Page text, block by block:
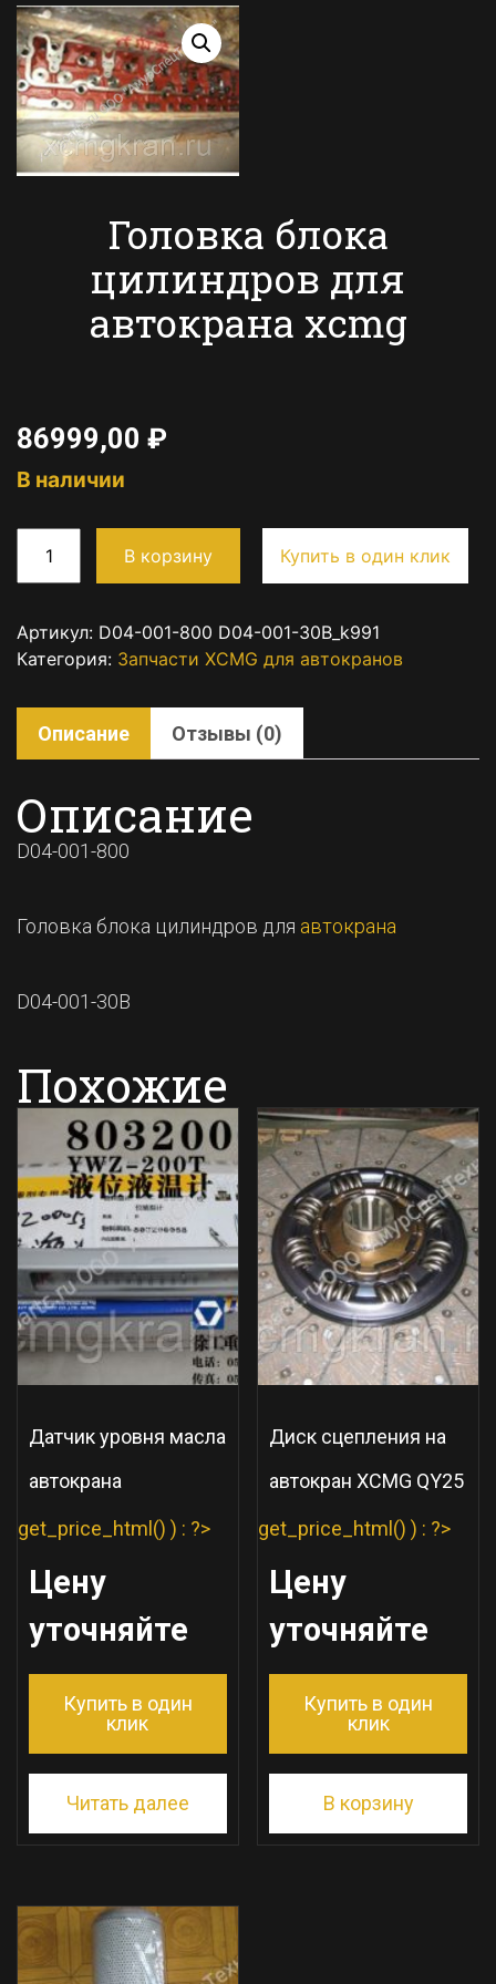
Головка блока
цилиндров для
автокрана xcmg
86999,00 ₽
В наличии
В корзину Купить в один клик
Артикул: D04-001-800 D04-001-30B_k991
Категория: Запчасти XCMG для автокранов
Описание Отзывы (0)
Описание
D04-001-800
Головка блока цилиндров для автокрана
D04-001-30B
Похожие
Датчик уровня масла
автокрана
get_price_html() ) : ?>
Цену
уточняйте
Купить в один
клик
Читать далее
Диск сцепления на
автокран XCMG QY25
get_price_html() ) : ?>
Цену
уточняйте
Купить в один
клик
В корзину